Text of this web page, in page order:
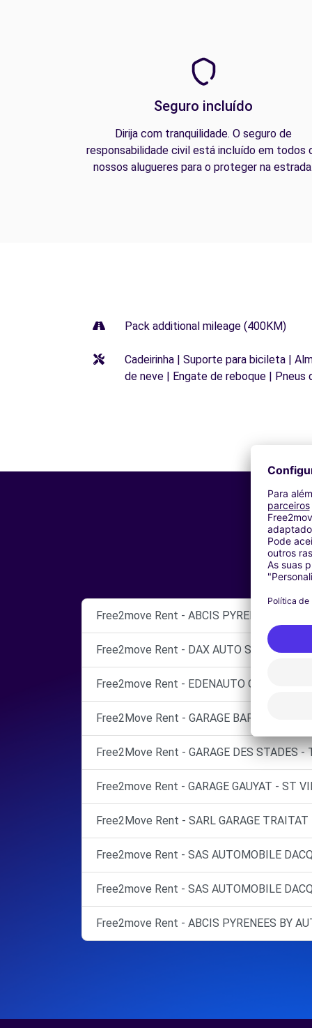
Seguro incluído
Dirija com tranquilidade. O seguro de
responsabilidade civil está incluído em todos
nossos alugueres para o proteger na
Pack additional mileage (400KM)
Cadeirinha | Suporte para bicileta |
de neve | Engate de reboque | Pneus
Free2move Rent - ABCIS PYRENEES BY
Free2move Rent - DAX AUTO SAS - DAX
Free2move Rent - EDENAUTO OPEL DAX -
Free2Move Rent - GARAGE BARBE ET
Free2Move Rent - GARAGE DES STADES -
Free2move Rent - GARAGE GAUYAT - ST
Free2Move Rent - SARL GARAGE TRAITAT
Free2move Rent - SAS AUTOMOBILE
Free2move Rent - SAS AUTOMOBILE
Free2move Rent - ABCIS PYRENEES BY